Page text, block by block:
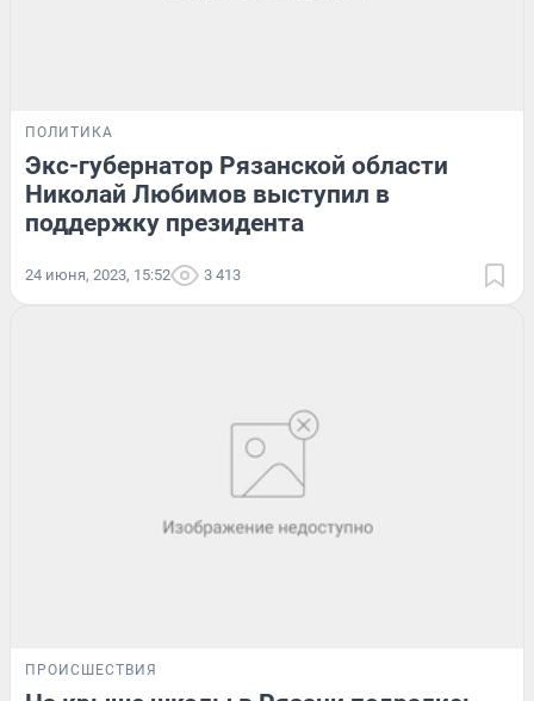
ПОЛИТИКА
Экс-губернатор Рязанской области
Николай Любимов выступил в
поддержку президента
24 июня, 2023, 15:52 3 413
ПРОИСШЕСТВИЯ